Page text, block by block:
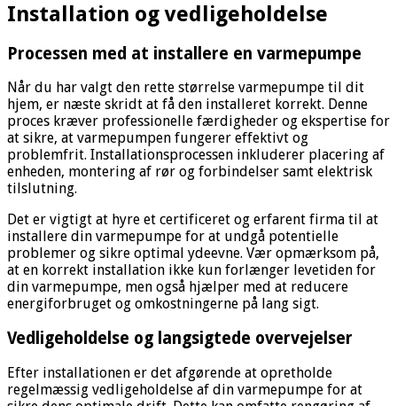
Installation og vedligeholdelse
Processen med at installere en varmepumpe
Når du har valgt den rette størrelse varmepumpe til dit
hjem, er næste skridt at få den installeret korrekt. Denne
proces kræver professionelle færdigheder og ekspertise for
at sikre, at varmepumpen fungerer effektivt og
problemfrit. Installationsprocessen inkluderer placering af
enheden, montering af rør og forbindelser samt elektrisk
tilslutning.
Det er vigtigt at hyre et certificeret og erfarent firma til at
installere din varmepumpe for at undgå potentielle
problemer og sikre optimal ydeevne. Vær opmærksom på,
at en korrekt installation ikke kun forlænger levetiden for
din varmepumpe, men også hjælper med at reducere
energiforbruget og omkostningerne på lang sigt.
Vedligeholdelse og langsigtede overvejelser
Efter installationen er det afgørende at opretholde
regelmæssig vedligeholdelse af din varmepumpe for at